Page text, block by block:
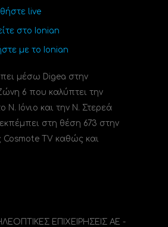
live
στο Ionian
με το Ionian
μέσω Digea στην
6 που καλύπτει την
N. Ιόνιο και την Ν. Στερεά
στη θέση 673 στην
TV καθώς και
ΕΠΙΧΕΙΡΗΣΕΙΣ ΑΕ -